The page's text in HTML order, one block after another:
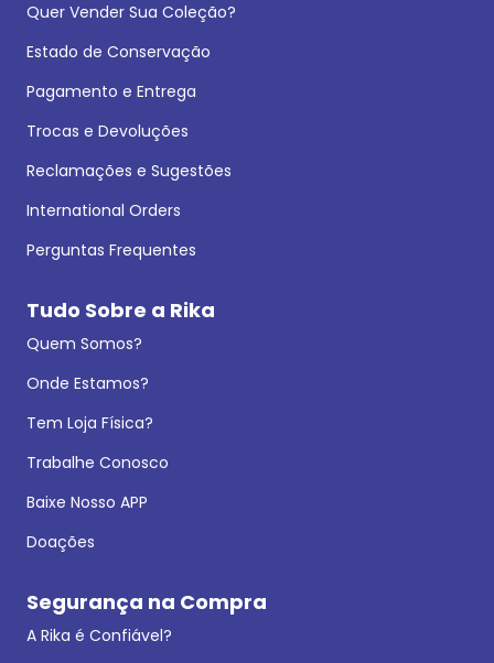
Quer Vender Sua Coleção?
Estado de Conservação
Pagamento e Entrega
Trocas e Devoluções
Reclamações e Sugestões
International Orders
Perguntas Frequentes
Tudo Sobre a Rika
Quem Somos?
Onde Estamos?
Tem Loja Física?
Trabalhe Conosco
Baixe Nosso APP
Doações
Segurança na Compra
A Rika é Confiável?